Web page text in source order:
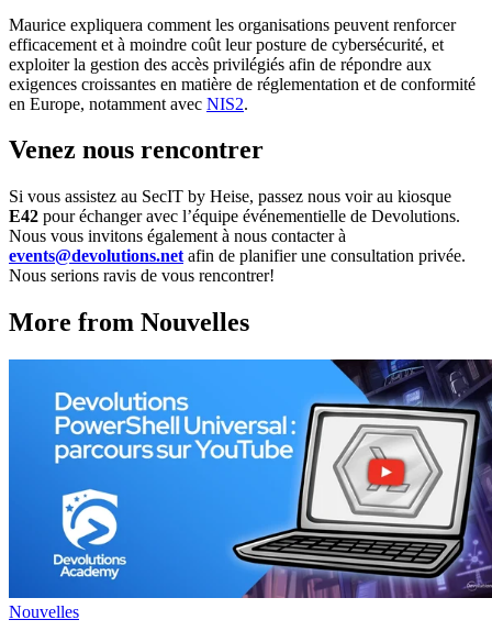
Maurice expliquera comment les organisations peuvent renforcer
efficacement et à moindre coût leur posture de cybersécurité, et
exploiter la gestion des accès privilégiés afin de répondre aux
exigences croissantes en matière de réglementation et de conformité
en Europe, notamment avec NIS2.
Venez nous rencontrer
Si vous assistez au SecIT by Heise, passez nous voir au kiosque
E42 pour échanger avec l’équipe événementielle de Devolutions.
Nous vous invitons également à nous contacter à
events@devolutions.net afin de planifier une consultation privée.
Nous serions ravis de vous rencontrer!
More from Nouvelles
Nouvelles